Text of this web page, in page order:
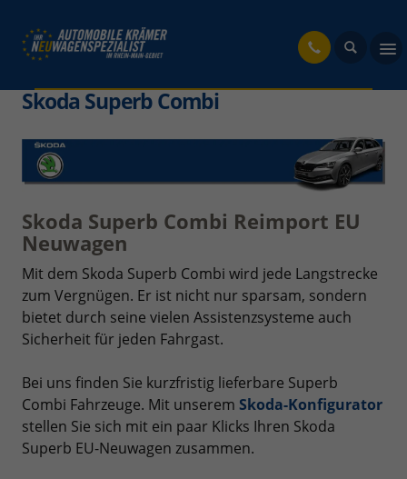
Skoda Superb Combi
Skoda Superb Combi Reimport EU
Neuwagen
Mit dem Skoda Superb Combi wird jede Langstrecke
zum Vergnügen. Er ist nicht nur sparsam, sondern
bietet durch seine vielen Assistenzsysteme auch
Sicherheit für jeden Fahrgast.
Bei uns finden Sie kurzfristig lieferbare Superb
Combi Fahrzeuge. Mit unserem Skoda-Konfigurator
stellen Sie sich mit ein paar Klicks Ihren Skoda
Superb EU-Neuwagen zusammen.